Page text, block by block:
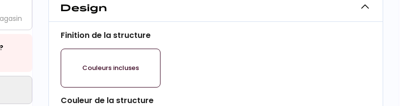
Design
Finition de la structure
Couleurs incluses
Couleur de la structure